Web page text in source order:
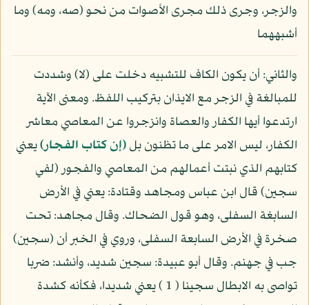
والزجر، وجرى ذلك مجرى الأصوات من نحو (صه، ومه) وما
أشبههما
والثاني: أن يكون الكاف للتشبيه دخلت على (لا) وشددت
للمبالغة في الزجر مع الايذان بتركيب اللفظ. ومعنى الآية
ارتدعوا أيها الكفار والعصاة وانزجروا عن المعاصي معاشر
الكفار، ليس الامر على ما تظنون بل(إن كتاب الفجار)يعني
كتابهم الذي نبتت أعمالهم من المعاصي والفجور (لفي
سجين) قال ابن عباس ومجاهد وقتادة: يعني في الأرض
السابغة السفلى، وهو قول الضحاك. وقال مجاهد: تحت
صخرة في الأرض السابعة السفلى، وروي في الخبر أن (سجين)
جب في جهنم. وقال أبو عبيدة: سجين شديد، وأنشد: ضربا
تواصى به الابطال سجينا ( 1 ) يعني شديدا، فكأنه كشدة